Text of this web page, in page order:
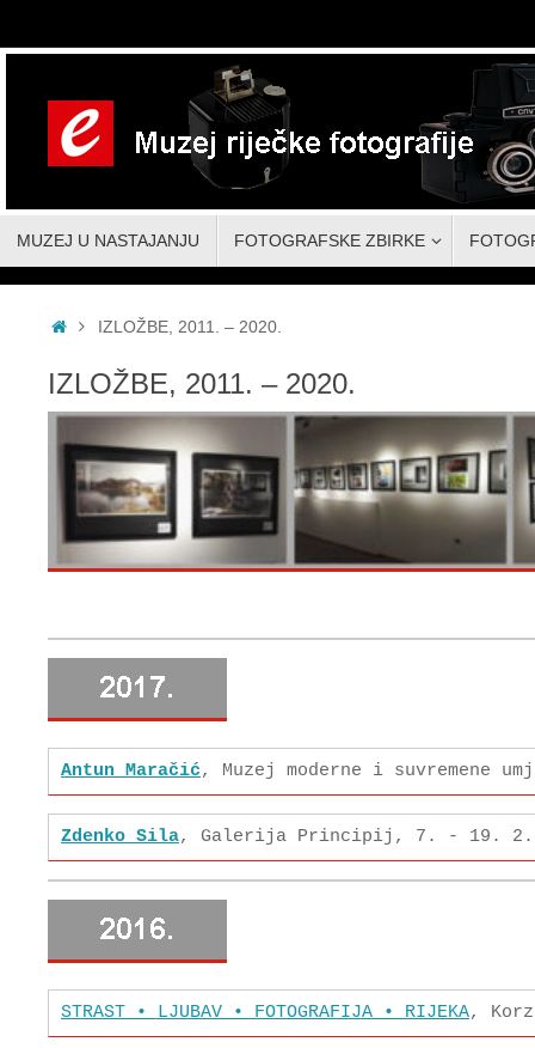
do
MUZEJ U NASTAJANJU FOTOGRAFSKE ZBIRKE
PočetnaIZLOŽBE, 2011. – 2020.
IZLOŽBE, 2011. – 2020.
Antun Maračić, Muzej moderne i suvremene
Zdenko Sila, Galerija Principij, 7. - 19. 2.
STRAST • LJUBAV • FOTOGRAFIJA • RIJEKA,